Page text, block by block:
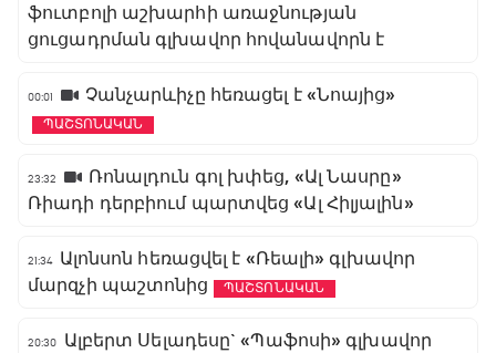
ֆուտբոլի աշխարհի առաջնության
ցուցադրման գլխավոր հովանավորն է
00:01 Չանչարևիչը հեռացել է «Նոայից»
ՊԱՇՏՈՆԱԿԱՆ
23:32
Ռոնալդուն գոլ խփեց, «Ալ Նասրը»
Ռիադի դերբիում պարտվեց «Ալ Հիլյալին»
21:34 Ալոնսոն հեռացվել է «Ռեալի» գլխավոր
մարզչի պաշտոնից
ՊԱՇՏՈՆԱԿԱՆ
20:30
Ալբերտ Սելադեսը` «Պաֆոսի» գլխավոր